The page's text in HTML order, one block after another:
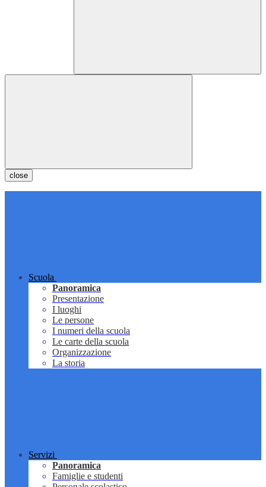
close
Scuola
Panoramica
Presentazione
I luoghi
Le persone
I numeri della scuola
Le carte della scuola
Organizzazione
La storia
Servizi
Panoramica
Famiglie e studenti